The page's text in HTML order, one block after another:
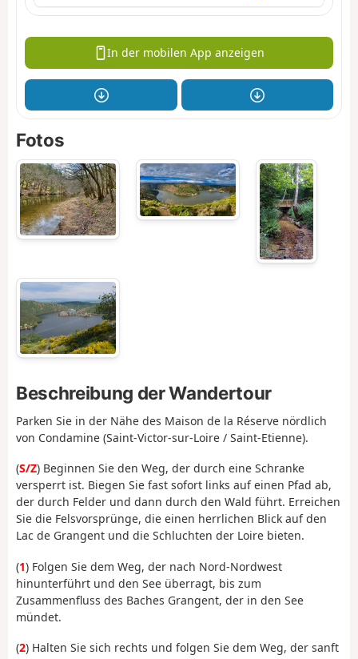
In der mobilen App anzeigen
Fotos
Beschreibung der Wandertour
Parken Sie in der Nähe des Maison de la Réserve nördlich
von Condamine (Saint-Victor-sur-Loire / Saint-Etienne).
(S/Z) Beginnen Sie den Weg, der durch eine Schranke
versperrt ist. Biegen Sie fast sofort links auf einen Pfad ab,
der durch Felder und dann durch den Wald führt. Erreichen
Sie die Felsvorsprünge, die einen herrlichen Blick auf den
Lac de Grangent und die Schluchten der Loire bieten.
(1) Folgen Sie dem Weg, der nach Nord-Nordwest
hinunterführt und den See überragt, bis zum
Zusammenfluss des Baches Grangent, der in den See
mündet.
(2) Halten Sie sich rechts und folgen Sie dem Weg, der sanft